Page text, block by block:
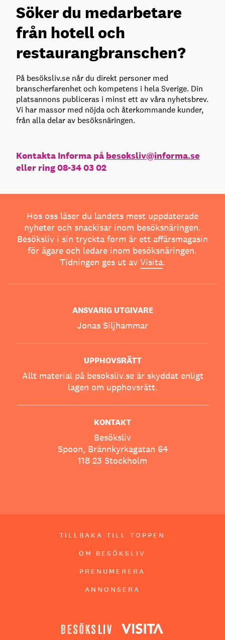
Söker du medarbetare
från hotell och
restaurangbranschen?
På besöksliv.se når du direkt personer med
branscherfarenhet och kompetens i hela Sverige. Din
platsannons publiceras i minst ett av våra nyhetsbrev.
Vi har massor med nöjda och återkommande kunder,
från alla delar av besöksnäringen.
Kontakta Informa på besoksliv@informa.se
eller ring 08-34 03 02
Hos oss läser du landets mest uppdaterade
nyheter och snackisar inom besöksnäringen.
Besöksliv i sin tryckta form är ett affärsmagasin
för ägare och ledare inom besöksnäringen.
Tidningen ges ut av Visita.
ANSVARIG UTGIVARE
Jonas Siljhammar
UPPHOVSRÄTT
Allt material på besoksliv.se är skyddat enligt
lagen om upphovsrätt.
KONTAKT
Besöksliv
Spoon, Brännkyrkagatan 64
118 23 Stockholm
TILLBAKA TILL TOPPEN
OM BESÖKSLIV
PRENUMERERA
ANNONSERA